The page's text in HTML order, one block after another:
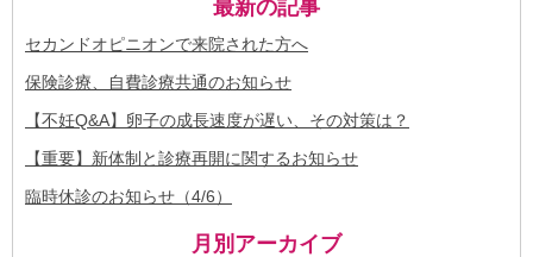
最新の記事
セカンドオピニオンで来院された方へ
保険診療、自費診療共通のお知らせ
【不妊Q&A】卵子の成長速度が遅い、その対策は？
【重要】新体制と診療再開に関するお知らせ
臨時休診のお知らせ（4/6）
月別アーカイブ